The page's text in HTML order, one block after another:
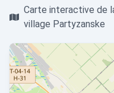
Carte interactive de
village Partyzanske